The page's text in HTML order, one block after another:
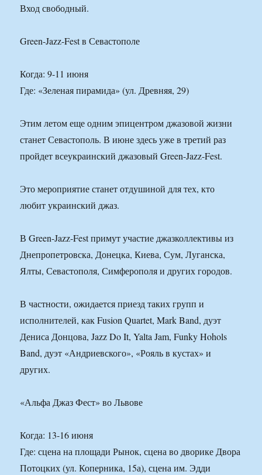
Вход свободный.
Green-Jazz-Fest в Севастополе
Когда: 9-11 июня
Где: «Зеленая пирамида» (ул. Древняя, 29)
Этим летом еще одним эпицентром джазовой жизни
станет Севастополь. В июне здесь уже в третий раз
пройдет всеукраинский джазовый Green-Jazz-Fest.
Это мероприятие станет отдушиной для тех, кто
любит украинский джаз.
В Green-Jazz-Fest примут участие джазколлективы из
Днепропетровска, Донецка, Киева, Сум, Луганска,
Ялты, Севастополя, Симферополя и других городов.
В частности, ожидается приезд таких групп и
исполнителей, как Fusion Quartet, Mark Band, дуэт
Дениса Донцова, Jazz Do It, Yalta Jam, Funky Hohols
Band, дуэт «Андриевского», «Рояль в кустах» и
других.
«Альфа Джаз Фест» во Львове
Когда: 13-16 июня
Где: сцена на площади Рынок, сцена во дворике Двора
Потоцких (ул. Коперника, 15а), сцена им. Эдди